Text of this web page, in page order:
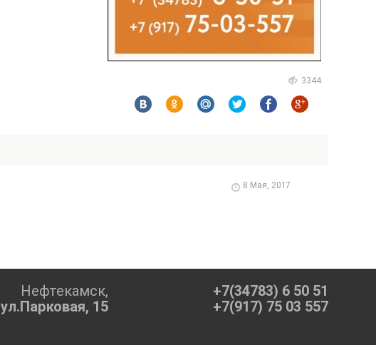
3344
8 Мая, 2017
Нефтекамск,
ул.Парковая, 15
+7(34783) 6 50 51
+7(917) 75 03 557